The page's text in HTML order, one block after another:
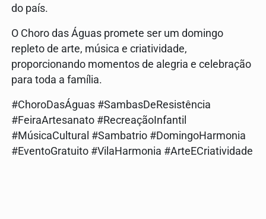
do país.
O Choro das Águas promete ser um domingo
repleto de arte, música e criatividade,
proporcionando momentos de alegria e celebração
para toda a família.
#ChoroDasÁguas #SambasDeResistência
#FeiraArtesanato #RecreaçãoInfantil
#MúsicaCultural #Sambatrio #DomingoHarmonia
#EventoGratuito #VilaHarmonia #ArteECriatividade